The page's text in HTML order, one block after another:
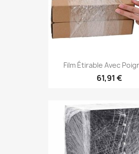
Film Étirable Avec
61,91 €